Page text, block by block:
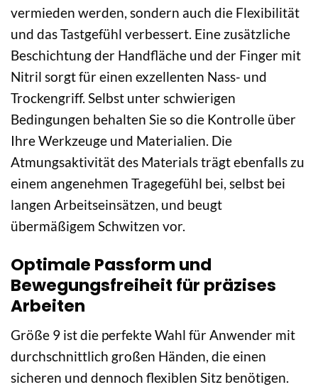
vermieden werden, sondern auch die Flexibilität
und das Tastgefühl verbessert. Eine zusätzliche
Beschichtung der Handfläche und der Finger mit
Nitril sorgt für einen exzellenten Nass- und
Trockengriff. Selbst unter schwierigen
Bedingungen behalten Sie so die Kontrolle über
Ihre Werkzeuge und Materialien. Die
Atmungsaktivität des Materials trägt ebenfalls zu
einem angenehmen Tragegefühl bei, selbst bei
langen Arbeitseinsätzen, und beugt
übermäßigem Schwitzen vor.
Optimale Passform und
Bewegungsfreiheit für präzises
Arbeiten
Größe 9 ist die perfekte Wahl für Anwender mit
durchschnittlich großen Händen, die einen
sicheren und dennoch flexiblen Sitz benötigen.